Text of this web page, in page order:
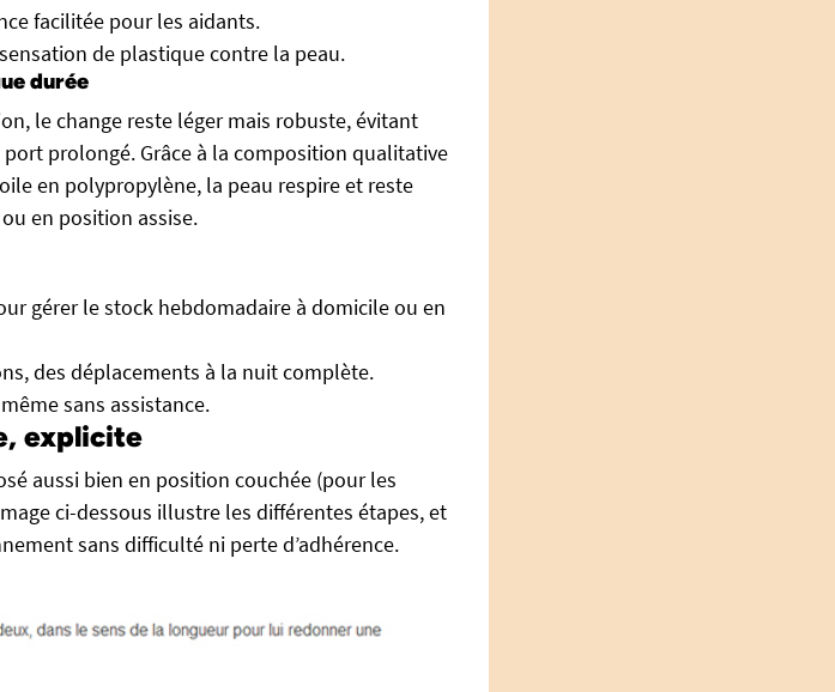
facilitée pour les aidants.
de plastique contre la peau.
durée
le change reste léger mais robuste, évitant
prolongé. Grâce à la composition qualitative
en polypropylène, la peau respire et reste
en position assise.
gérer le stock hebdomadaire à domicile ou en
des déplacements à la nuit complète.
sans assistance.
explicite
aussi bien en position couchée (pour les
ci-dessous illustre les différentes étapes, et
sans difficulté ni perte d’adhérence.